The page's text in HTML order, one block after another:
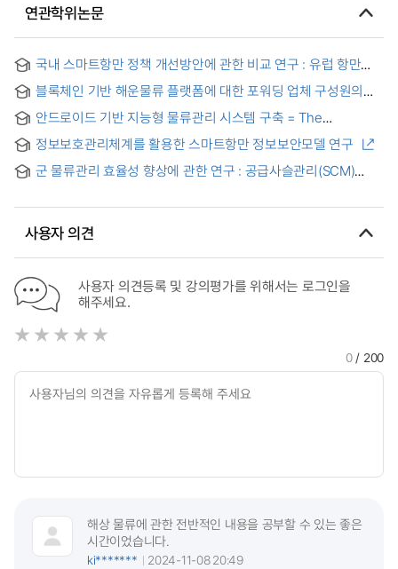
연관학위논문
국내 스마트항만 정책 개선방안에 관한 비교 연구 : 유럽 항만
블록체인 기반 해운물류 플랫폼에 대한 포워딩 업체 구성원의
perceptions of the maritime supply chain platform
underpinned by Blockchain technology
안드로이드 기반 지능형 물류관리 시스템 구축 = The
logistics management system
정보보호관리체계를 활용한 스마트항만 정보보안모델 연구
군 물류관리 효율성 향상에 관한 연구 : 공급사슬관리(SCM)
사용자 의견
사용자 의견등록 및 강의평가를 위해서는 로그인을
해주세요.
0/ 200
해상 물류에 관한 전반적인 내용을 공부할 수 있는 좋은
시간이었습니다.
ki*******
2024-11-08 20:49